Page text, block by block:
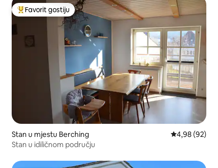
Glavni favorit gostiju
Favorit gostiju
Stan u mjestu Berching prosječna
4,98 (92)
Stan u idiličnom području